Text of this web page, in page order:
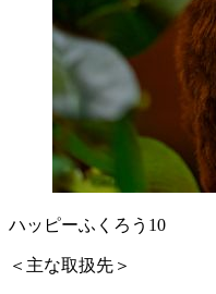
ハッピーふくろう10
＜主な取扱先＞